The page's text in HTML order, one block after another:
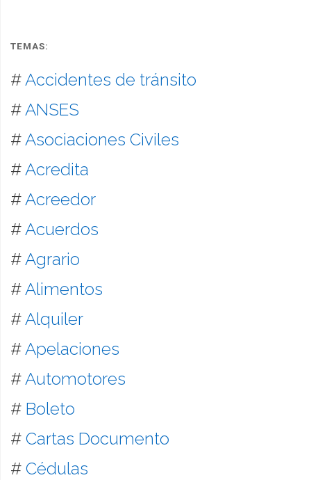
TEMAS:
#Accidentes de tránsito
#ANSES
#Asociaciones Civiles
#Acredita
#Acreedor
#Acuerdos
#Agrario
#Alimentos
#Alquiler
#Apelaciones
#Automotores
# Boleto
# Cartas Documento
# Cédulas